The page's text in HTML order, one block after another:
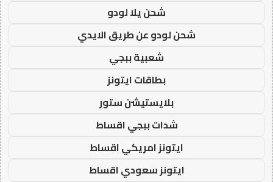
شحن يلا لودو
شحن لودو عن طريق الايدي
شعبية ببجي
بطاقات ايتونز
بلايستيشن ستور
شدات ببجي اقساط
ايتونز امريكي اقساط
ايتونز سعودي اقساط